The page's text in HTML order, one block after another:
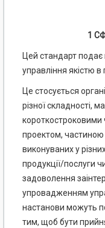
1
Цей стандарт
управління якістю в
Це стосується
різної складності,
проектом, частиною
виконуваних у
продукції/послуги
задоволення
упровадженням
настанови можуть
тим, щоб бути